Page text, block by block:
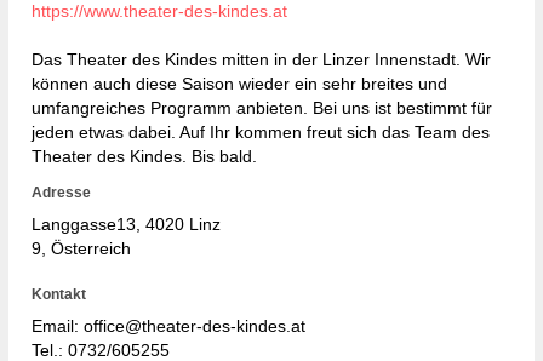
https://www.theater-des-kindes.at
Das Theater des Kindes mitten in der Linzer Innenstadt. Wir
können auch diese Saison wieder ein sehr breites und
umfangreiches Programm anbieten. Bei uns ist bestimmt für
jeden etwas dabei. Auf Ihr kommen freut sich das Team des
Theater des Kindes. Bis bald.
Adresse
Langgasse13 , 4020 Linz
9, Österreich
Kontakt
Email: office@theater-des-kindes.at
Tel.: 0732/605255